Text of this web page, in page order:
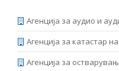
Агенција за аудио и
Агенција за катастар
Агенција за